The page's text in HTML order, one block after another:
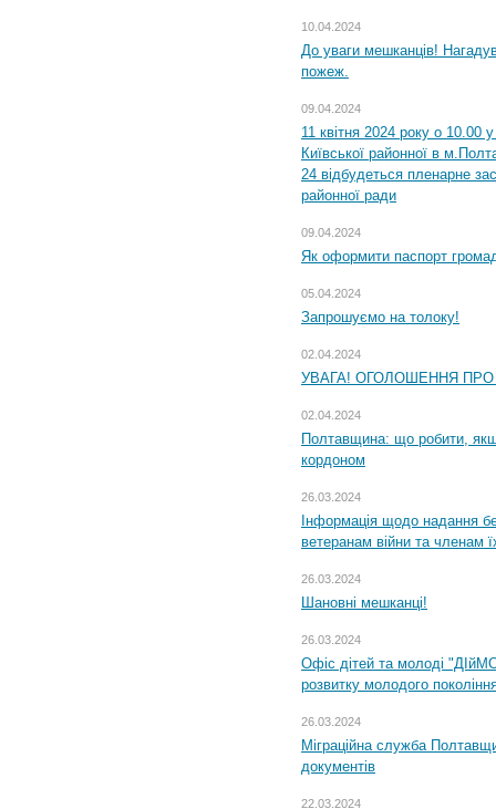
10.04.2024
До уваги мешканців!
пожеж.
09.04.2024
11 квітня 2024 року о 10.00
Київської районної в
24 відбудеться пленарне
районної ради
09.04.2024
Як оформити паспорт
05.04.2024
Запрошуємо на толоку!
02.04.2024
УВАГА! ОГОЛОШЕННЯ
02.04.2024
Полтавщина: що робити,
кордоном
26.03.2024
Інформація щодо надання
ветеранам війни та членам
26.03.2024
Шановні мешканці!
26.03.2024
Офіс дітей та молоді
розвитку молодого
26.03.2024
Міграційна служба
документів
22.03.2024